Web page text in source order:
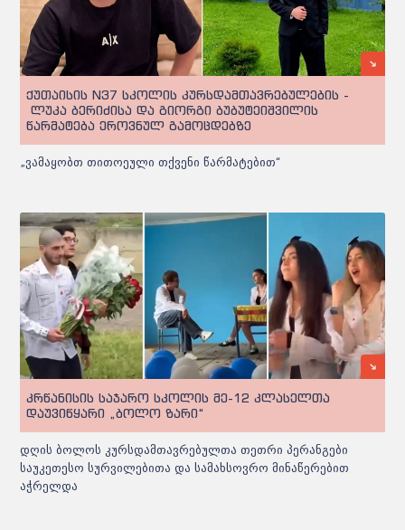
ქუთაისის N37 სკოლის კურსდამთავრებულების -
ლუკა ბერიძისა და გიორგი ბუბუტეიშვილის
წარმატება ეროვნულ გამოცდებზე
„ვამაყობთ თითოეული თქვენი წარმატებით“
კრწანისის საჯარო სკოლის მე-12 კლასელთა
დაუვიწყარი „ბოლო ზარი“
დღის ბოლოს კურსდამთავრებულთა თეთრი პერანგები
საუკეთესო სურვილებითა და სამახსოვრო მინაწერებით
აჭრელდა